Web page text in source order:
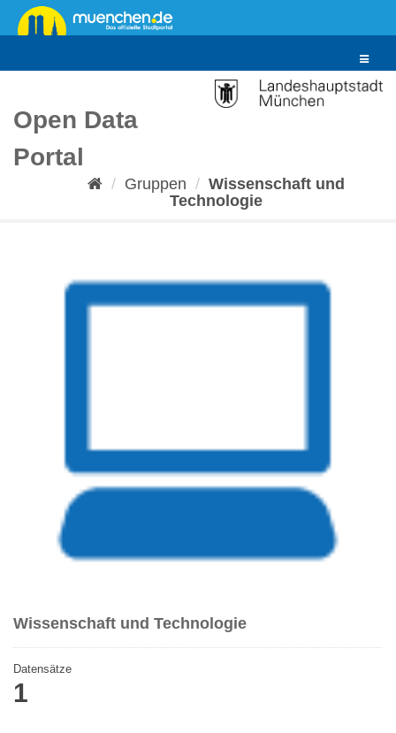
Überspringen
zum
Toggle
Open Data
Portal
Gruppen
Wissenschaft und
Technologie
Wissenschaft und Technologie
Datensätze
1